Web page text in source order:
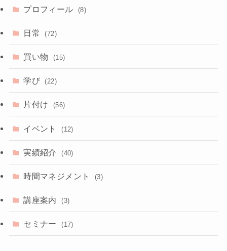
プロフィール (8)
日常 (72)
買い物 (15)
学び (22)
片付け (56)
イベント (12)
実績紹介 (40)
時間マネジメント (3)
講座案内 (3)
セミナー (17)